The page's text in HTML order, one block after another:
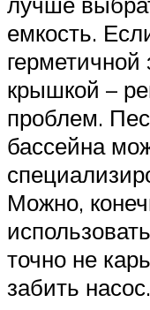
емкость.
крышкой –
проблем.
бассейна
Можно,
точно не
забить насос.